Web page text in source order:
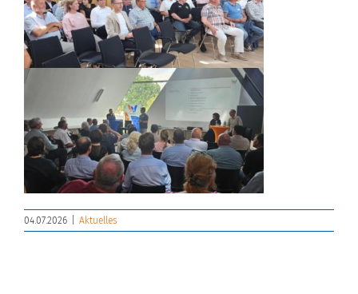
04.07.2026 Aktuelles